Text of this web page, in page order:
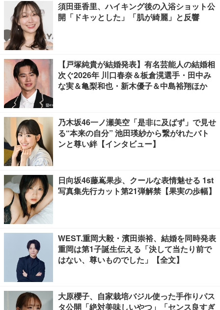
須田亜香里、ハイキング後の入浴ショット公
開「ドキッとした」「肌が綺麗」と反響
【戸塚純貴が結婚発表】有名芸能人の結婚相
次ぐ2026年 川口春奈＆板倉滉選手・田中み
な実＆亀梨和也・新木優子＆中島裕翔ほか
乃木坂46一ノ瀬美空「是非に及ばず」で見せ
る“本来の自分” 池田瑛紗から繋がれたバト
ンと尊い絆【インタビュー】
日向坂46藤嶌果歩、クールな表情魅せる 1st
写真集先行カット第21弾解禁【果実の歩幅】
WEST.重岡大毅・濱田崇裕、結婚を同時発表
重岡は第1子誕生伝える「決して当たり前で
はない、尊いものでした」【全文】
大原櫻子、自家栽培バジル使った手作りパス
タ公開「絶対美味しいやつ」「センス良すぎ